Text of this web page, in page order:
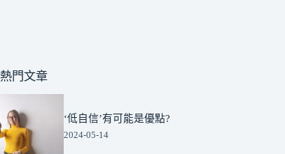
熱門文章
‘低自信’有可能是優點?
2024-05-14